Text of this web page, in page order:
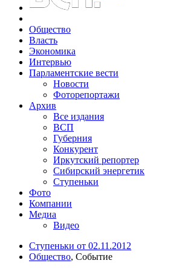
Общество
Власть
Экономика
Интервью
Парламентские вести
Новости
Фоторепортажи
Архив
Все издания
ВСП
Губерния
Конкурент
Иркутский репортер
Сибирский энергетик
Ступеньки
Фото
Компании
Медиа
Видео
Ступеньки от 02.11.2012
Общество, Событие